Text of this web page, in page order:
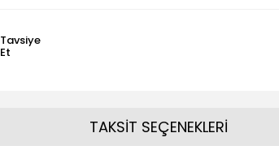
Tavsiye
Et
TAKSİT SEÇENEKLERİ